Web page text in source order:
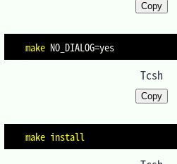
Copy
make NO_DIALOG=
Tcsh
Copy
make install